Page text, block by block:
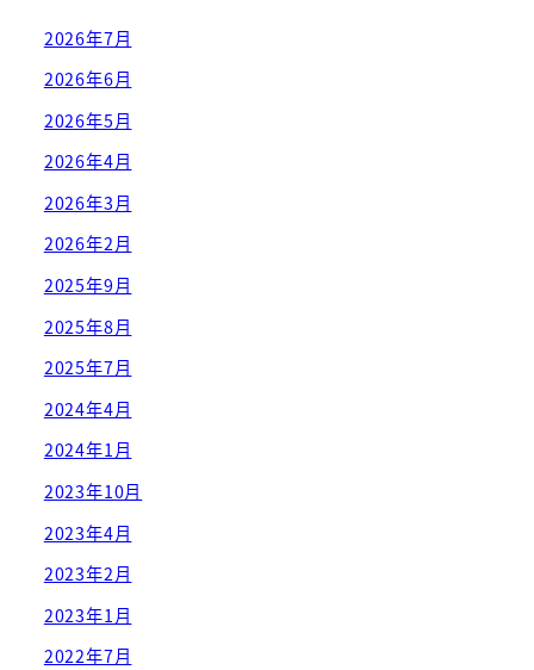
2026年7月
2026年6月
2026年5月
2026年4月
2026年3月
2026年2月
2025年9月
2025年8月
2025年7月
2024年4月
2024年1月
2023年10月
2023年4月
2023年2月
2023年1月
2022年7月